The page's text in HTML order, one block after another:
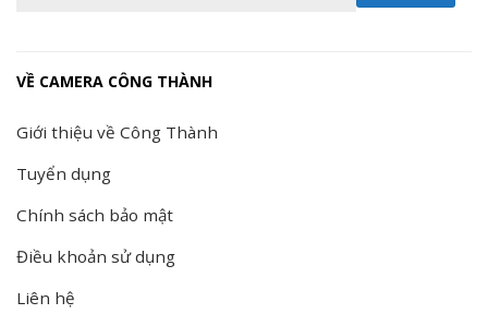
VỀ CAMERA CÔNG THÀNH
Giới thiệu về Công Thành
Tuyển dụng
Chính sách bảo mật
Điều khoản sử dụng
Liên hệ